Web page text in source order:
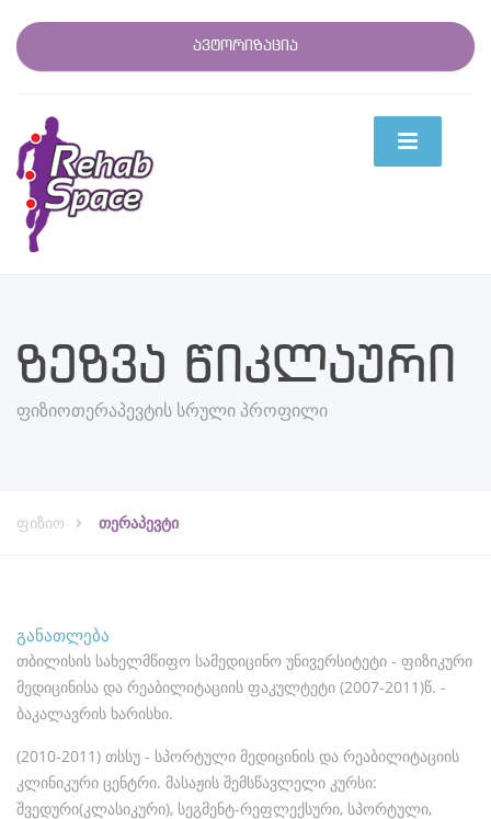
ავტორიზაცია
ზეზვა წიკლაური
ფიზიოთერაპევტის სრული პროფილი
ფიზიო თერაპევტი
განათლება
თბილისის სახელმწიფო სამედიცინო უნივერსიტეტი - ფიზიკური
მედიცინისა და რეაბილიტაციის ფაკულტეტი (2007-2011)წ. -
ბაკალავრის ხარისხი.
(2010-2011) თსსუ - სპორტული მედიცინის და რეაბილიტაციის
კლინიკური ცენტრი. მასაჟის შემსწავლელი კურსი:
შვედური(კლასიკური), სეგმენტ-რეფლექსური, სპორტული,